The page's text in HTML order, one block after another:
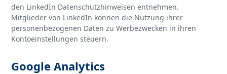
den LinkedIn Datenschutzhinweisen entnehmen.
Mitglieder von LinkedIn können die Nutzung ihrer
personenbezogenen Daten zu Werbezwecken in ihren
Kontoeinstellungen steuern.
Google Analytics